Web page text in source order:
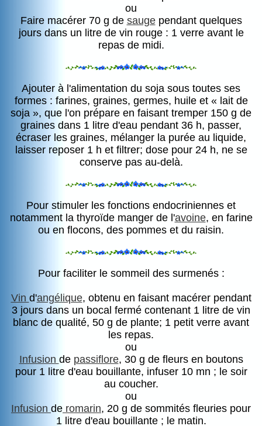
ou
Faire macérer 70 g de saugependant quelques
jours dans un litre de vin rouge : 1 verre avant le
repas de midi.
Ajouter à l'alimentation du soja sous toutes ses
formes : farines, graines, germes, huile et « lait de
soja », que l'on prépare en faisant tremper 150 g de
graines dans 1 litre d'eau pendant 36 h, passer,
écraser les graines, mélanger la purée au liquide,
laisser reposer 1 h et filtrer; dose pour 24 h, ne se
conserve pas au-delà.
Pour stimuler les fonctions endocriniennes et
notamment la thyroïde manger de l'avoine, en farine
ou en flocons, des pommes et du raisin.
Pour faciliter le sommeil des surmenés :
Vin d'angélique, obtenu en faisant macérer pendant
3 jours dans un bocal fermé contenant 1 litre de vin
blanc de qualité, 50 g de plante; 1 petit verre avant
les repas.
ou
Infusion de passiflore, 30 g de fleurs en boutons
pour 1 litre d'eau bouillante, infuser 10 mn ; le soir
au coucher.
ou
Infusion de romarin, 20 g de sommités fleuries pour
1 litre d'eau bouillante ; le matin.